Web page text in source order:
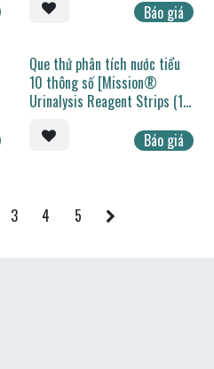
Báo giá
Que thử phân tích nước tiểu
10 thông số [Mission®
Urinalysis Reagent Strips (10
Báo giá
3 4 5